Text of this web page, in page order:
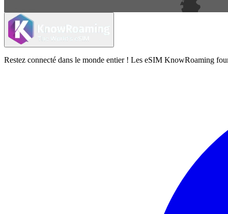
Restez connecté dans le monde entier ! Les eSIM KnowRoaming